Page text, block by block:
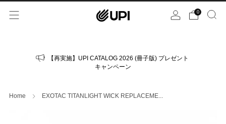
0
【再実施】UPI CATALOG 2026 (冊子版) プレゼント
キャンペーン
Home EXOTAC TITANLIGHT WICK REPLACEME...